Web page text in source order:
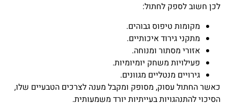
לכן חשוב לספק לחתול:
מקומות טיפוס גבוהים.
מתקני גירוד איכותיים.
אזורי מסתור ומנוחה.
פעילויות משחק יומיומיות.
גירויים מנטליים מגוונים.
כאשר החתול עסוק, מסופק ומקבל מענה לצרכים הטבעיים שלו,
הסיכוי להתנהגויות בעייתיות יורד משמעותית.